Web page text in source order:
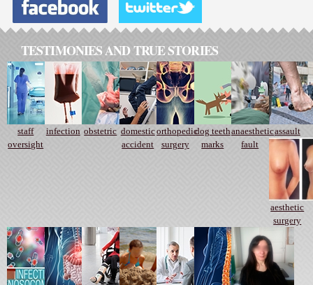
TESTIMONIES AND TRUE STORIES
staff
oversight
infection obstetric domestic
accident
orthopedic
surgery
dog teeth
marks
anaesthetic
fault
assault
aesthetic
surgery